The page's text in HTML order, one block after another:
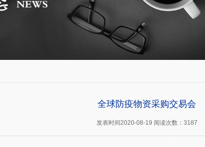
全球防疫物资采购交易会
发表时间2020-08-19 阅读次数：3187